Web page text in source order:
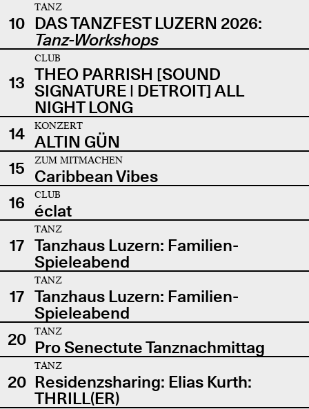
10
TANZ
DAS TANZFEST LUZERN 2026:
Tanz-Workshops
13
CLUB
THEO PARRISH [SOUND
SIGNATURE | DETROIT] ALL
NIGHT LONG
14
KONZERT
ALTIN GÜN
15
ZUM MITMACHEN
Caribbean Vibes
16
CLUB
éclat
17
TANZ
Tanzhaus Luzern: Familien-
Spieleabend
17
TANZ
Tanzhaus Luzern: Familien-
Spieleabend
20
TANZ
Pro Senectute Tanznachmittag
20
TANZ
Residenzsharing: Elias Kurth:
THRILL(ER)